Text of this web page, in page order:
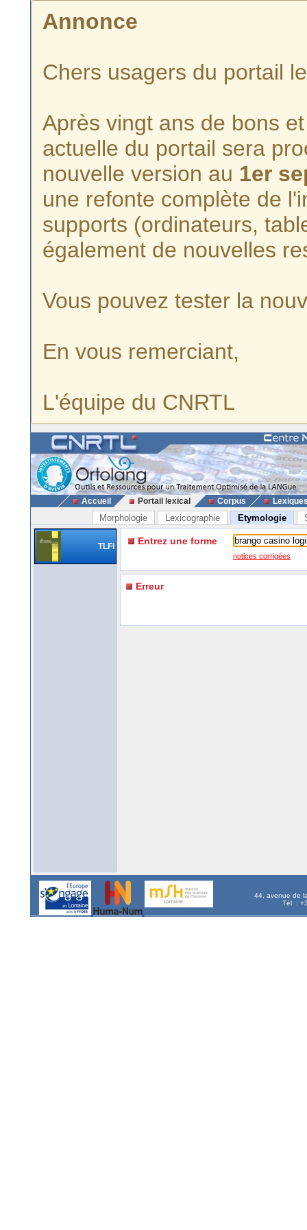
Annonce
Chers usagers du portail
Après vingt ans de bons
actuelle du portail sera
nouvelle version au 1er
une refonte complète de
supports (ordinateurs,
également de nouvelles
Vous pouvez tester la
En vous remerciant,
L'équipe du CNRTL
Accueil Portail lexical Corpus
Morphologie Lexicographie Etymologie
TLFi Entrez une forme
notices corrigées
Erreur
44, avenue de
Tél. :